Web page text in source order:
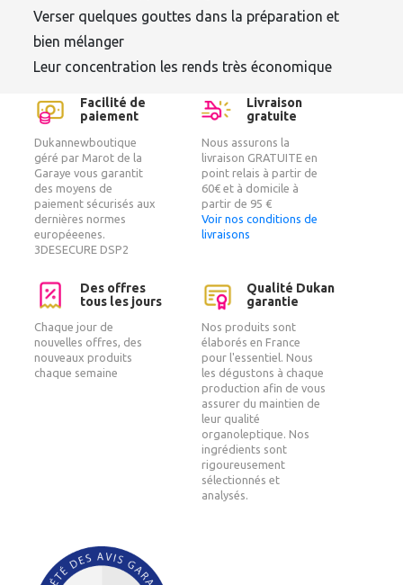
Verser quelques gouttes dans la préparation et
bien mélanger
Leur concentration les rends très économique
Facilité de
paiement
Dukannewboutique
géré par Marot de la
Garaye vous garantit
des moyens de
paiement sécurisés aux
dernières normes
européeenes.
3DESECURE DSP2
Livraison
gratuite
Nous assurons la
livraison GRATUITE en
point relais à partir de
60€ et à domicile à
partir de 95 €
Voir nos conditions de
livraisons
Des offres
tous les jours
Chaque jour de
nouvelles offres, des
nouveaux produits
chaque semaine
Qualité Dukan
garantie
Nos produits sont
élaborés en France
pour l'essentiel. Nous
les dégustons à chaque
production afin de vous
assurer du maintien de
leur qualité
organoleptique. Nos
ingrédients sont
rigoureusement
sélectionnés et
analysés.